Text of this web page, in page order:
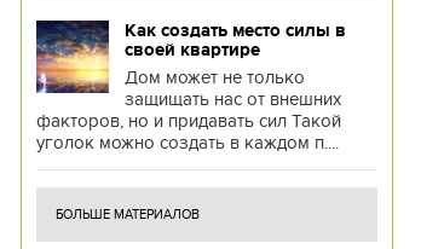
Как создать место силы в
своей квартире
Дом может не только
защищать нас от внешних
факторов, но и придавать сил Такой
уголок можно создать в каждом п....
БОЛЬШЕ МАТЕРИАЛОВ